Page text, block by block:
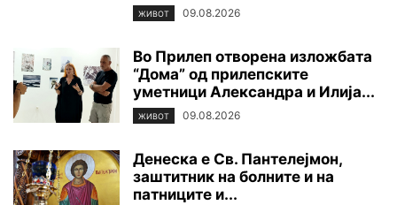
ЖИВОТ 09.08.2026
Во Прилеп отворена изложбата
“Дома” од прилепските
уметници Александра и Илија...
ЖИВОТ 09.08.2026
Денеска е Св. Пантелејмон,
заштитник на болните и на
патниците и...